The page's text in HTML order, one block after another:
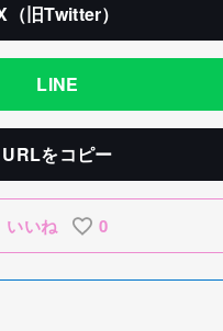
（旧Twitter）
LINE
URLをコピー
いいね 0